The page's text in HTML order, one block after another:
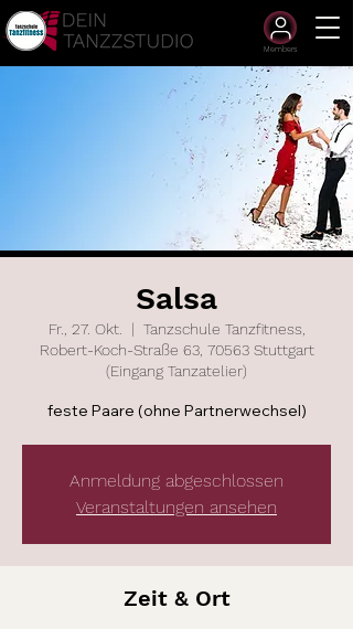
Members
Salsa
Fr., 27. Okt.
  |
Tanzschule Tanzfitness,
Robert-Koch-Straße 63, 70563 Stuttgart
(Eingang Tanzatelier)
feste Paare (ohne Partnerwechsel)
Anmeldung abgeschlossen
Veranstaltungen ansehen
Zeit & Ort